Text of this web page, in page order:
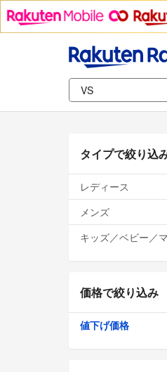
タイプで絞り込
レディース
メンズ
キッズ／ベビー／
価格で絞り込み
値下げ価格